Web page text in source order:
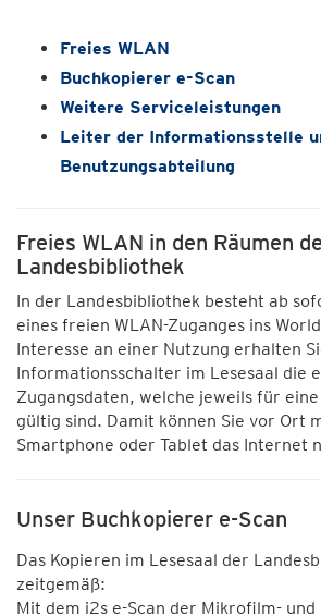
Freies WLAN
Buchkopierer e-Scan
Weitere Serviceleistungen
Leiter der Informationsstelle
Benutzungsabteilung
Freies WLAN in den Räumen
Landesbibliothek
In der Landesbibliothek besteht ab
eines freien WLAN-Zuganges ins
Interesse an einer Nutzung erhalten
Informationsschalter im Lesesaal die
Zugangsdaten, welche jeweils für
gültig sind. Damit können Sie vor Ort
Smartphone oder Tablet das Internet
Unser Buchkopierer e-Scan
Das Kopieren im Lesesaal der
zeitgemäß:
Mit dem i2s e-Scan der Mikrofilm- und